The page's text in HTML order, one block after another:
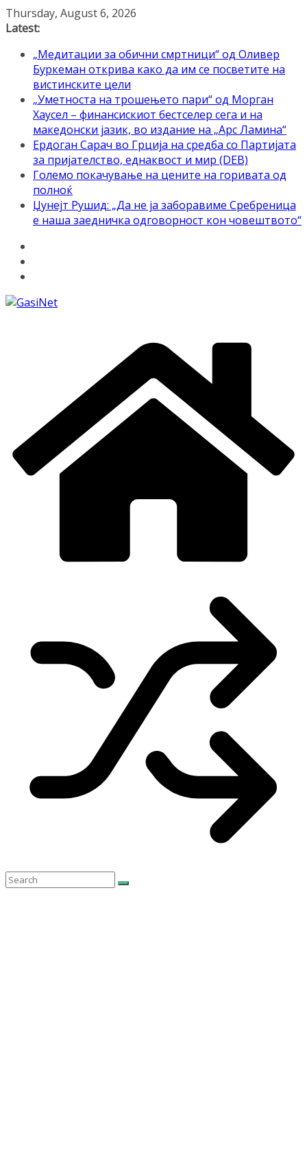
Skip
to
Thursday, August 6, 2026
Latest:
„Медитации за обични смртници“ од Оливер
Буркеман открива како да им се посветите на
вистинските цели
„Уметноста на трошењето пари“ од Морган
Хаусел – финансискиот бестселер сега и на
македонски јазик, во издание на „Арс Ламина“
Ердоган Сарач во Грција на средба со Партијата
за пријателство, еднаквост и мир (DEB)
Големо покачување на цените на горивата од
полноќ
Џунејт Рушид: „Да не ја заборавиме Сребреница
е наша заедничка одговорност кон човештвото“